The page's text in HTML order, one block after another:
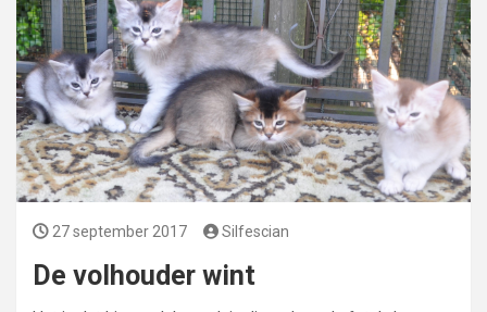
27 september 2017 Silfescian
De volhouder wint